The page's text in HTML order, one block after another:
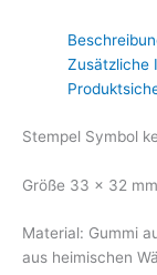
Zusätzliche
Stempel Symbol
Größe 33 x 32
Material: Gummi
aus heimischen